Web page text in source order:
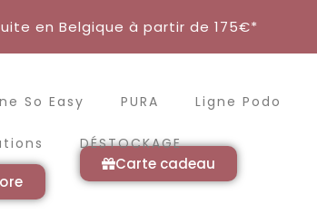
en Belgique à partir de 175€*
So Easy PURA Ligne Podo
DÉSTOCKAGE
Carte cadeau